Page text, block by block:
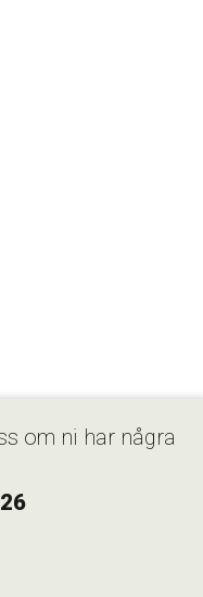
om ni har några